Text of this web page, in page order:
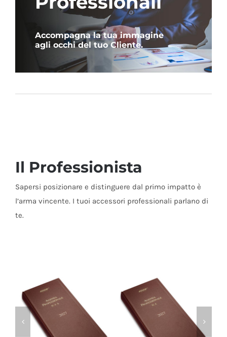
Accompagna la tua immagine
agli occhi del tuo Cliente.
Il Professionista
Sapersi posizionare e distinguere dal primo impatto è
l’arma vincente. I tuoi accessori professionali parlano di
te.